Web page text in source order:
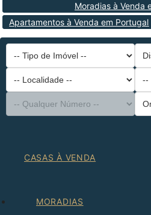
Moradias à Venda
Apartamentos à Venda em Portugal
--
--
--
--
CASAS À VENDA
MORADIAS